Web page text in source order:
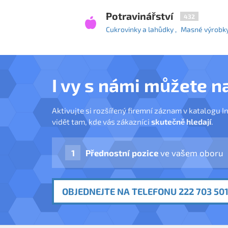
Potravinářství 432
Cukrovinky a lahůdky Masné
I vy s námi můžete
Aktivujte si rozšířený firemní záznam v katalogu
vidět tam, kde vás zákazníci skutečně hledají.
Přednostní pozice ve vašem oboru
OBJEDNEJTE NA TELEFONU 222 703